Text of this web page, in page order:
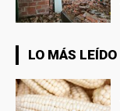
LO MÁS LEÍDO